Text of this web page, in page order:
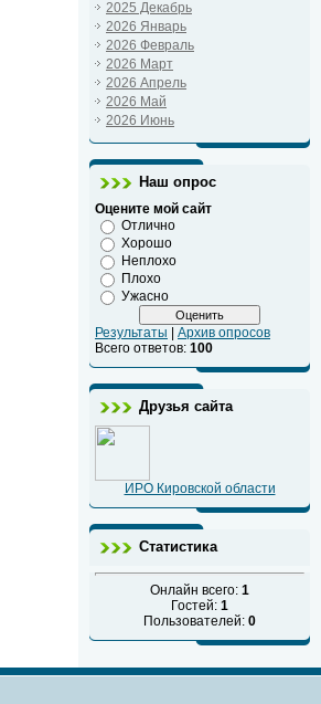
2025 Декабрь
2026 Январь
2026 Февраль
2026 Март
2026 Апрель
2026 Май
2026 Июнь
Наш опрос
Оцените мой сайт
Отлично
Хорошо
Неплохо
Плохо
Ужасно
Результаты
Архив опросов
Всего ответов: 100
Друзья сайта
ИРО Кировской области
Статистика
Онлайн всего: 1
Гостей: 1
Пользователей: 0